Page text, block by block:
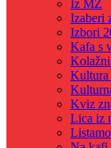
Iz MZ
Izaberi
Izbori
Kafa s
Kultura
Kviz
Lica iz